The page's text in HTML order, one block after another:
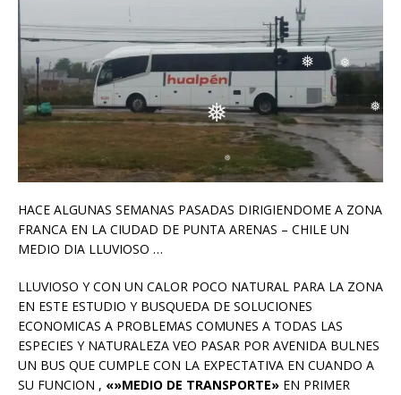
❅❅
❅ ❅
❅
❅
❅
HACE ALGUNAS SEMANAS PASADAS DIRIGIENDOME A ZONA
FRANCA EN LA CIUDAD DE PUNTA ARENAS – CHILE UN
MEDIO DIA LLUVIOSO …
LLUVIOSO Y CON UN CALOR POCO NATURAL PARA LA ZONA
EN ESTE ESTUDIO Y BUSQUEDA DE SOLUCIONES
ECONOMICAS A PROBLEMAS COMUNES A TODAS LAS
ESPECIES Y NATURALEZA VEO PASAR POR AVENIDA BULNES
UN BUS QUE CUMPLE CON LA EXPECTATIVA EN CUANDO A
SU FUNCION , «»MEDIO DE TRANSPORTE» EN PRIMER